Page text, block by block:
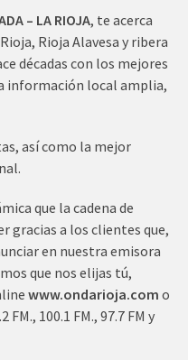
– LA RIOJA, te acerca
Rioja Alavesa y ribera
décadas con los mejores
información local amplia,
así como la mejor
que la cadena de
gracias a los clientes que,
en nuestra emisora
que nos elijas tú,
www.ondarioja.com o
100.1 FM., 97.7 FM y